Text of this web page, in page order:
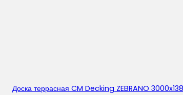
Доска террасная CM Decking ZEBRANO